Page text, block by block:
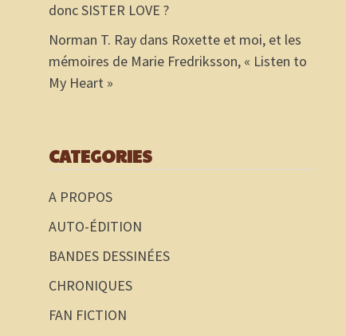
donc SISTER LOVE ?
Norman T. Raydans Roxette et moi, et les
mémoires de Marie Fredriksson, « Listen to
My Heart »
CATEGORIES
A PROPOS
AUTO-ÉDITION
BANDES DESSINÉES
CHRONIQUES
FAN FICTION